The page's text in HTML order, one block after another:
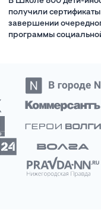
получили
завершении
программы